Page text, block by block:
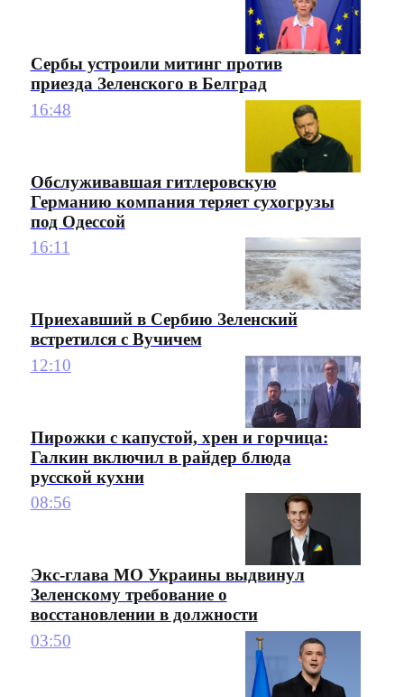
Сербы устроили митинг против
приезда Зеленского в Белград
16:48
Обслуживавшая гитлеровскую
Германию компания теряет сухогрузы
под Одессой
16:11
Приехавший в Сербию Зеленский
встретился с Вучичем
12:10
Пирожки с капустой, хрен и горчица:
Галкин включил в райдер блюда
русской кухни
08:56
Экс-глава МО Украины выдвинул
Зеленскому требование о
восстановлении в должности
03:50